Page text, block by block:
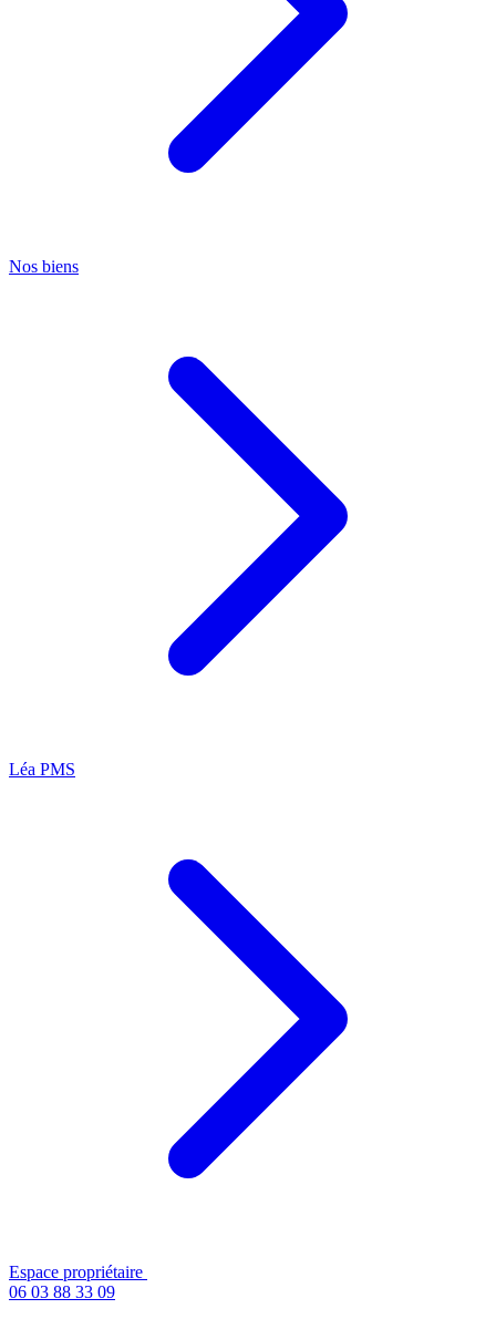
Nos biens
Léa PMS
Espace propriétaire
06 03 88 33 09